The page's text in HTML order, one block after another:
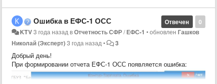
0
Отвечен
Ошибка в ЕФС-1 ОСС
KTV3 года назадвОтчетность СФР/ЕФС-1 •обновленГашков
Николай (Эксперт)3 года назад• 3
Добрый день!
При формировании отчета ЕФС-1 ОСС появляется ошибка: